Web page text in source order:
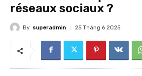
réseaux sociaux ?
By superadmin 25 Tháng 6 2025